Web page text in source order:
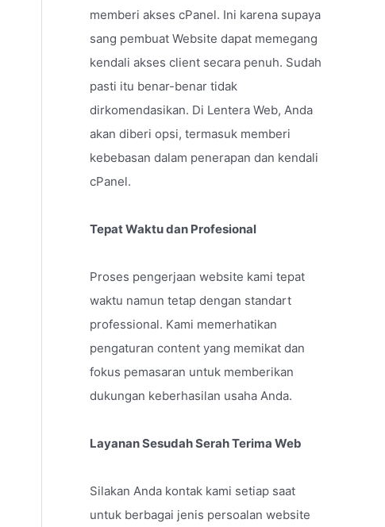
memberi akses cPanel. Ini karena supaya
sang pembuat Website dapat memegang
kendali akses client secara penuh. Sudah
pasti itu benar-benar tidak
dirkomendasikan. Di Lentera Web, Anda
akan diberi opsi, termasuk memberi
kebebasan dalam penerapan dan kendali
cPanel.
Tepat Waktu dan Profesional
Proses pengerjaan website kami tepat
waktu namun tetap dengan standart
professional. Kami memerhatikan
pengaturan content yang memikat dan
fokus pemasaran untuk memberikan
dukungan keberhasilan usaha Anda.
Layanan Sesudah Serah Terima Web
Silakan Anda kontak kami setiap saat
untuk berbagai jenis persoalan website